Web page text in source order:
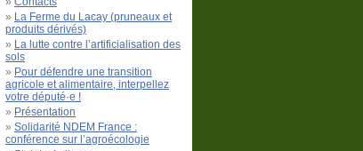
La Ferme du Lacay (pruneaux et
produits dérivés)
La lutte contre l’artificialisation des
sols
Pour défendre une transition
agricole et alimentaire, interpellez
votre député·e !
Présentation
Solidarité NDEM France :
conférence sur l’agroécologie